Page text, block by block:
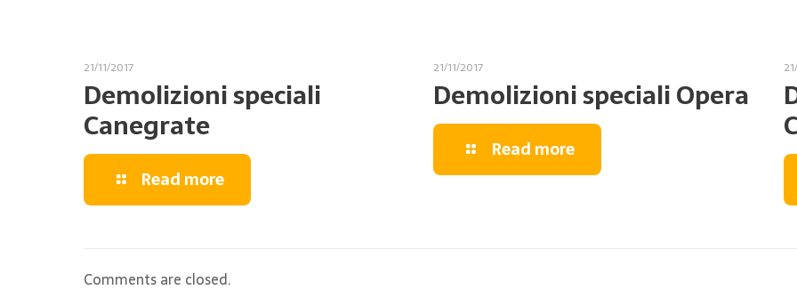
21/11/2017
Demolizioni speciali
Canegrate
Read more
21/11/2017
Demolizioni speciali Opera
Read more
Comments are closed.